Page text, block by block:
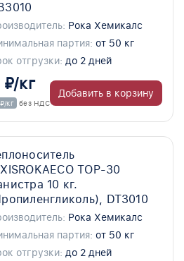
Рока Хемикалс
партия: от 50 кг
отгрузки: до 2 дней
₽/кг
кг без НДС
Добавить в корзину
TOP-30
10 кг.
DT3010
Рока Хемикалс
партия: от 50 кг
отгрузки: до 2 дней